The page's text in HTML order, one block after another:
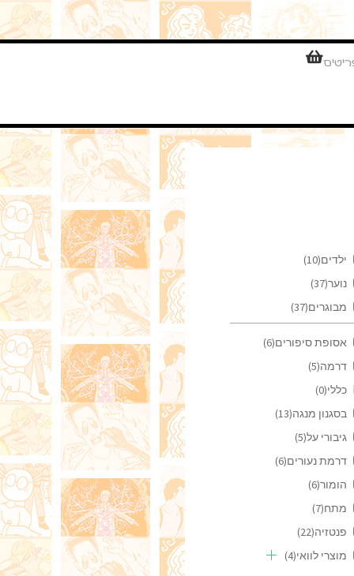
ילדים(10)
נוער(37)
מבוגרים(37)
אסופת סיפורים(6)
דרמה(5)
כללי(0)
בסגנון מנגה(13)
גיבורי על(5)
דרמת נעורים(6)
הומור(6)
מתח(7)
פנטזיה(22)
מוצרי לוואי(4)